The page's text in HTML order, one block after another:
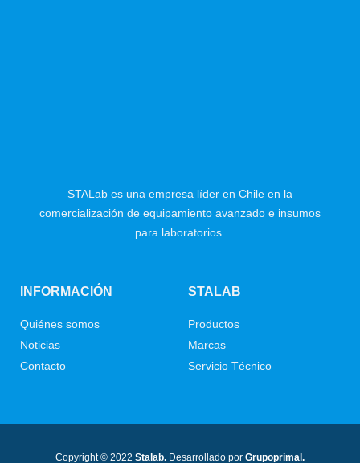
STALab es una empresa líder en Chile en la
comercialización de equipamiento avanzado e insumos
para laboratorios.
INFORMACIÓN
Quiénes somos
Noticias
Contacto
STALAB
Productos
Marcas
Servicio Técnico
Copyright © 2022 Stalab. Desarrollado por Grupoprimal.